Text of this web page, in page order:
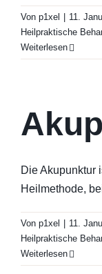
Von p1xel 11.
Heilpraktische
Weiterlesen
Die Akupunktur
Heilmethode,
Von p1xel 11.
Heilpraktische
Weiterlesen